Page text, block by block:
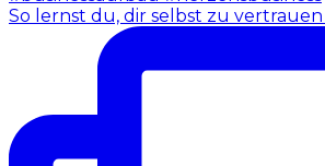
So lernst du, dir selbst zu